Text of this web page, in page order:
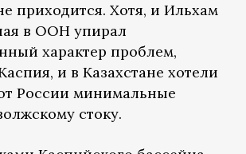
приходится. Хотя, и Ильхам
в ООН упирал
характер проблем,
и в Казахстане хотели
России минимальные
стоку.